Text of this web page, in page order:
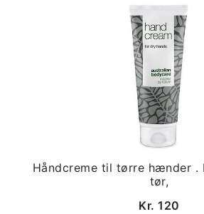
Håndcreme til tørre hænder .
tør,
Kr. 120